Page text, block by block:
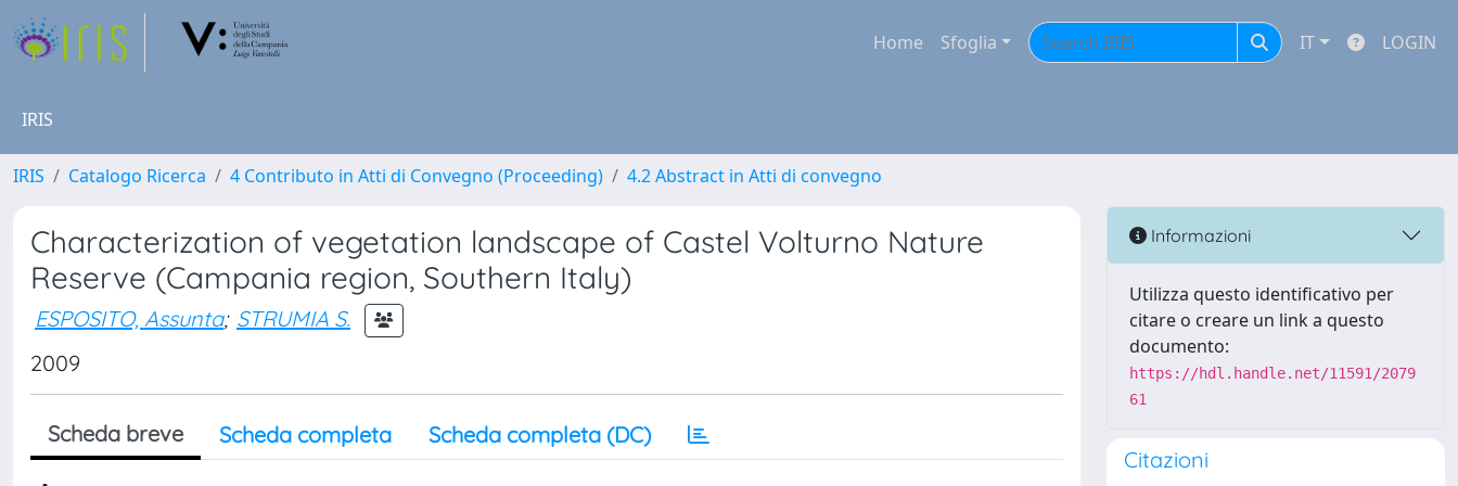
Home Sfoglia IT LOGIN
IRIS
IRIS Catalogo Ricerca 4 Contributo in Atti di Convegno (Proceeding) 4.2 Abstract in Atti di convegno
Characterization of vegetation landscape of Castel Volturno Nature
Reserve (Campania region, Southern Italy)
ESPOSITO, Assunta; STRUMIA S.
2009
Scheda breve Scheda completa Scheda completa (DC)
Informazioni
Utilizza questo identificativo per
citare o creare un link a questo
documento:
https://hdl.handle.net/11591/2079
61
Citazioni